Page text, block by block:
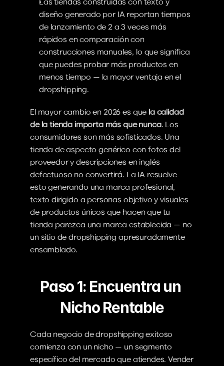
diseño generado por IA reportan tiempos
de lanzamiento de 2 a 3 veces más
rápidos en comparación con
construcciones manuales, lo que significa
que puedes probar más productos en
menos tiempo — la mayor ventaja en el
dropshipping.
El mayor cambio en 2026 es que la calidad
de la tienda importa más que nunca. Los
consumidores son más sofisticados. Una
tienda de aspecto genérico con fotos del
proveedor y descripciones en inglés
defectuoso no convertirá. La IA resuelve
esto generando una marca profesional,
texto dirigido a personas objetivo y visuales
de productos únicos que hacen que tu
tienda parezca una marca establecida — no
un sitio de dropshipping apresuradamente
ensamblado.
Paso 1: Encuentra un
Nicho Rentable
Cada negocio de dropshipping exitoso
comienza con un nicho — un segmento
específico del mercado que atiendes. Vender